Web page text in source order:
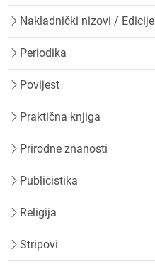
Nakladnički nizovi / Edicije
Periodika
Povijest
Praktična knjiga
Prirodne znanosti
Publicistika
Religija
Stripovi